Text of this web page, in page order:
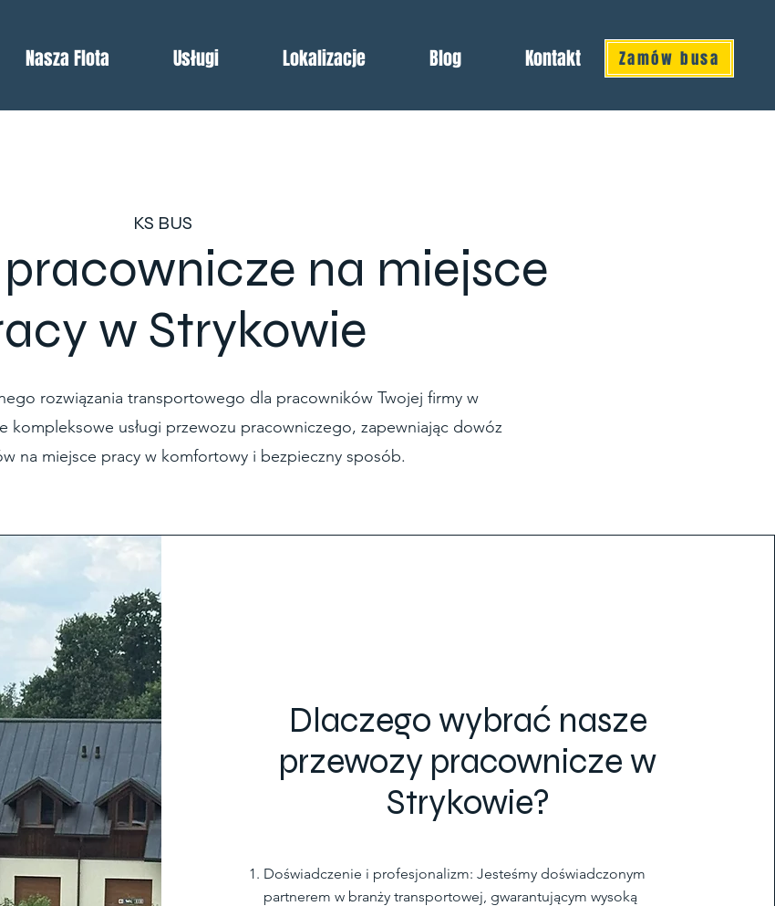
Zamów busa
Nasza Flota Usługi Lokalizacje Blog Kontakt
KS BUS
na miejsce
w Strykowie
rozwiązania transportowego dla pracowników Twojej firmy w
kompleksowe usługi przewozu pracowniczego, zapewniając dowóz
na miejsce pracy w komfortowy i bezpieczny sposób.
Dlaczego wybrać nasze
przewozy pracownicze w
Strykowie?
Doświadczenie i profesjonalizm: Jesteśmy doświadczonym
partnerem w branży transportowej, gwarantującym wysoką